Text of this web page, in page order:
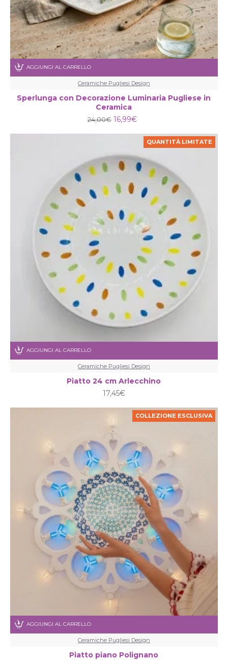
Ceramiche Pugliesi Design
Sperlunga con Decorazione Luminaria Pugliese in
Ceramica
24,00€ 16,99€
AGGIUNGI AL CARRELLO
QUANTITÀ LIMITATE
Ceramiche Pugliesi Design
Piatto 24 cm Arlecchino
17,45€
AGGIUNGI AL CARRELLO
COLLEZIONE ESCLUSIVA
Ceramiche Pugliesi Design
Piatto piano Polignano
AGGIUNGI AL CARRELLO